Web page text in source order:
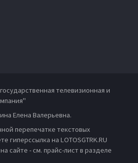
телевизионная и
Елена Валерьевна.
перепечатке текстовых
гиперссылка на LOTOSGTRK.RU
сайте - см. прайс-лист в разделе